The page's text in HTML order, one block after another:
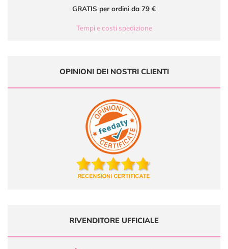
GRATIS per ordini da 79 €
Tempi e costi spedizione
OPINIONI DEI NOSTRI CLIENTI
RIVENDITORE UFFICIALE